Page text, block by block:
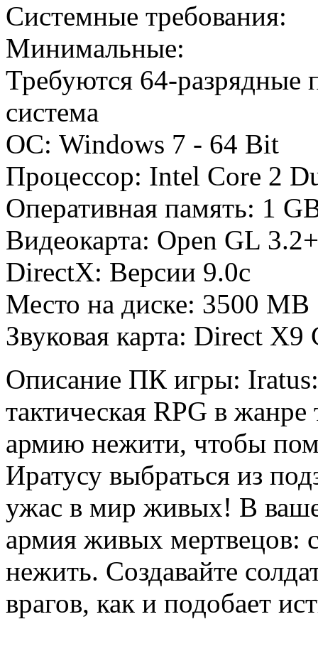
Системные требования:
Минимальные:
Требуются 64-разрядные
система
ОС: Windows 7 - 64 Bit
Процессор: Intel Core 2
Оперативная память: 1
Видеокарта: Open GL
DirectX: Версии 9.0c
Место на диске: 3500 MB
Звуковая карта: Direct
Описание ПК игры:
тактическая RPG в
армию нежити, чтобы
Иратусу выбраться из
ужас в мир живых! В
армия живых мертвецов:
нежить. Создавайте
врагов, как и подобает